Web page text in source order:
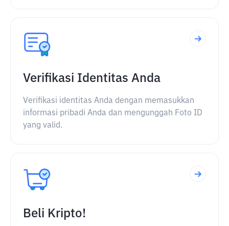
Verifikasi Identitas Anda
Verifikasi identitas Anda dengan memasukkan
informasi pribadi Anda dan mengunggah Foto ID
yang valid.
Beli Kripto!